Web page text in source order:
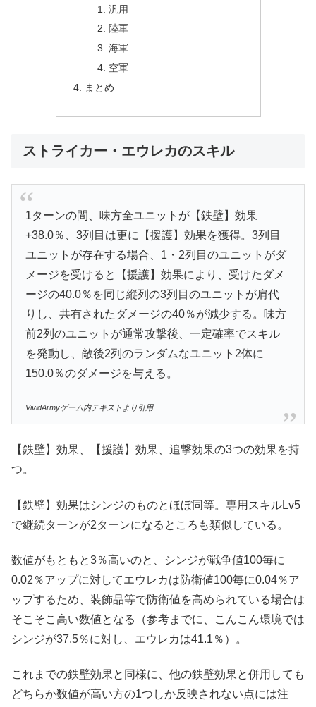
汎用
陸軍
海軍
空軍
まとめ
ストライカー・エウレカのスキル
1ターンの間、味方全ユニットが【鉄壁】効果
+38.0％、3列目は更に【援護】効果を獲得。3列目
ユニットが存在する場合、1・2列目のユニットがダ
メージを受けると【援護】効果により、受けたダメ
ージの40.0％を同じ縦列の3列目のユニットが肩代
りし、共有されたダメージの40％が減少する。味方
前2列のユニットが通常攻撃後、一定確率でスキル
を発動し、敵後2列のランダムなユニット2体に
150.0％のダメージを与える。
VividArmyゲーム内テキストより引用
【鉄壁】効果、【援護】効果、追撃効果の3つの効果を持
つ。
【鉄壁】効果はシンジのものとほぼ同等。専用スキルLv5
で継続ターンが2ターンになるところも類似している。
数値がもともと3％高いのと、シンジが戦争値100毎に
0.02％アップに対してエウレカは防衛値100毎に0.04％ア
ップするため、装飾品等で防衛値を高められている場合は
そこそこ高い数値となる（参考までに、こんこん環境では
シンジが37.5％に対し、エウレカは41.1％）。
これまでの鉄壁効果と同様に、他の鉄壁効果と併用しても
どちらか数値が高い方の1つしか反映されない点には注